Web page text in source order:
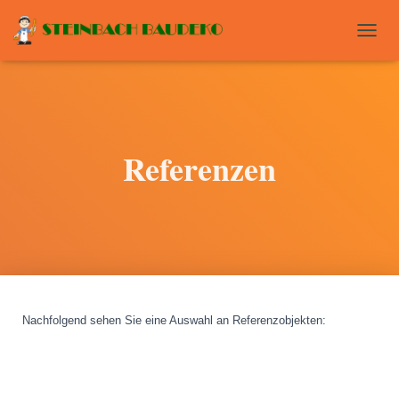
O
Referenzen
Nachfolgend sehen Sie eine Auswahl an Referenzobjekten: